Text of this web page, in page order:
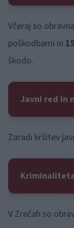
Včeraj so
poškodbami in 15
škodo.
Javni red in
Zaradi kršitev
V Zrečah so